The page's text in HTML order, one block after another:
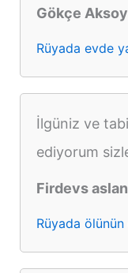
Gökçe Aksoy
Rüyada evde
İlgüniz ve
ediyorum
Firdevs aslan
Rüyada